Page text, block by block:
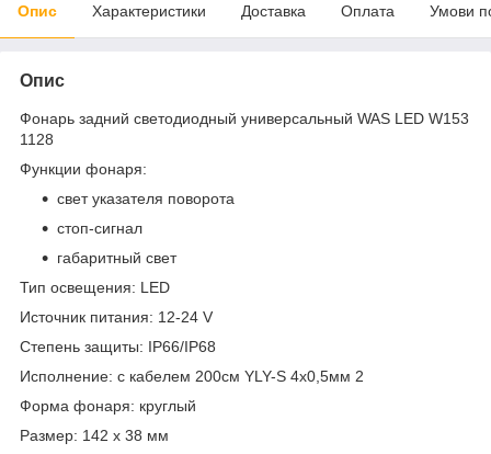
Опис Характеристики Доставка Оплата Умови
Опис
Фонарь задний светодиодный универсальный WAS LED W153
1128
Функции фонаря:
свет указателя поворота
стоп-сигнал
габаритный свет
Тип освещения: LED
Источник питания: 12-24 V
Степень защиты: IP66/IP68
Исполнение: с кабелем 200см YLY-S 4x0,5мм 2
Форма фонаря: круглый
Размер: 142 х 38 мм